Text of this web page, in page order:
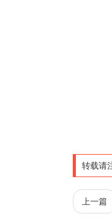
转载请
上一篇